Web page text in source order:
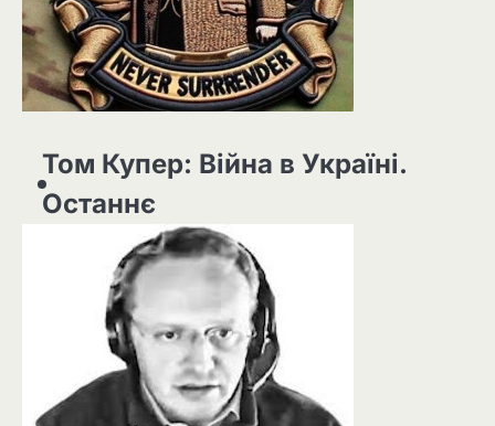
Том Купер: Війна в Україні.
Останнє